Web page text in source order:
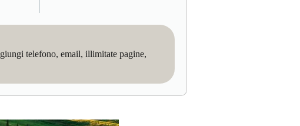
telefono, email, illimitate pagine,